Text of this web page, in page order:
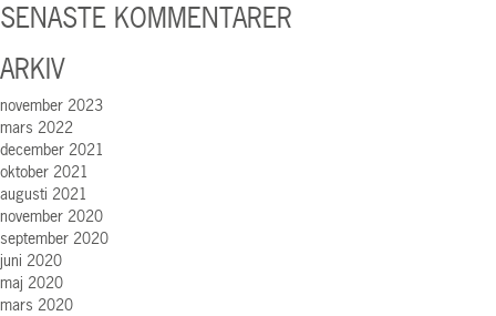
SENASTE KOMMENTARER
ARKIV
november 2023
mars 2022
december 2021
oktober 2021
augusti 2021
november 2020
september 2020
juni 2020
maj 2020
mars 2020